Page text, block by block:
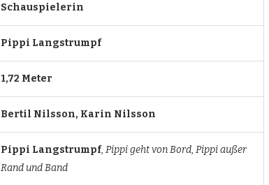
Schauspielerin
Pippi Langstrumpf
1,72 Meter
Bertil Nilsson, Karin Nilsson
Pippi Langstrumpf, Pippi geht von Bord, Pippi außer
Rand und Band